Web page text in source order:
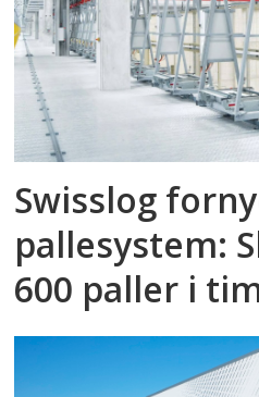
Swisslog
pallesystem:
600 paller i